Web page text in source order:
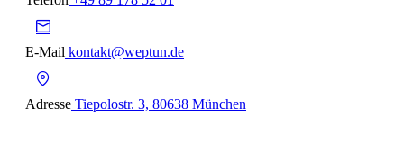
E-Mail kontakt@weptun.de
Adresse Tiepolostr. 3, 80638 München